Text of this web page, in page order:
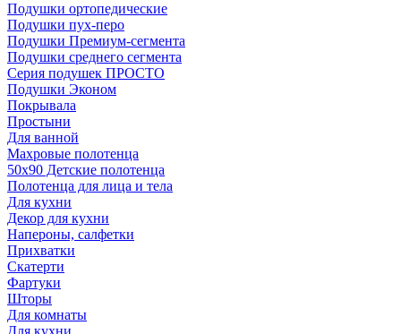
Подушки ортопедические
Подушки пух-перо
Подушки Премиум-сегмента
Подушки среднего сегмента
Серия подушек ПРОСТО
Подушки Эконом
Покрывала
Простыни
Для ванной
Махровые полотенца
50х90 Детские полотенца
Полотенца для лица и тела
Для кухни
Декор для кухни
Напероны, салфетки
Прихватки
Скатерти
Фартуки
Шторы
Для комнаты
Для кухни